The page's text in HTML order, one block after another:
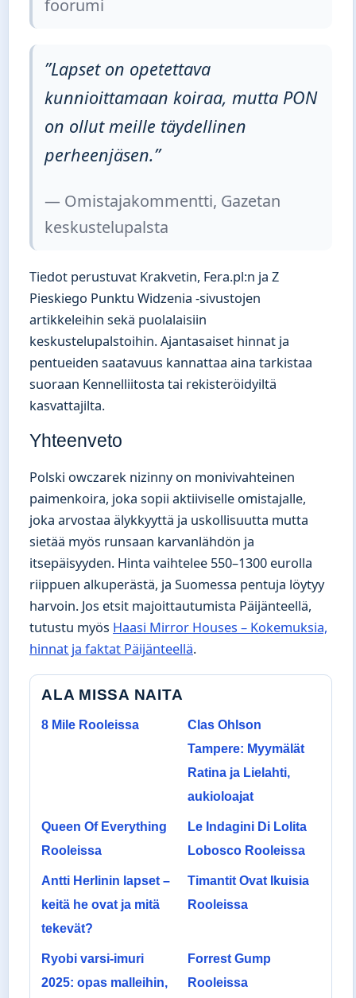
foorumi
”Lapset on opetettava
kunnioittamaan koiraa, mutta PON
on ollut meille täydellinen
perheenjäsen.”
— Omistajakommentti, Gazetan
keskustelupalsta
Tiedot perustuvat Krakvetin, Fera.pl:n ja Z
Pieskiego Punktu Widzenia -sivustojen
artikkeleihin sekä puolalaisiin
keskustelupalstoihin. Ajantasaiset hinnat ja
pentueiden saatavuus kannattaa aina tarkistaa
suoraan Kennelliitosta tai rekisteröidyiltä
kasvattajilta.
Yhteenveto
Polski owczarek nizinny on monivivahteinen
paimenkoira, joka sopii aktiiviselle omistajalle,
joka arvostaa älykkyyttä ja uskollisuutta mutta
sietää myös runsaan karvanlähdön ja
itsepäisyyden. Hinta vaihtelee 550–1300 eurolla
riippuen alkuperästä, ja Suomessa pentuja löytyy
harvoin. Jos etsit majoittautumista Päijänteellä,
tutustu myös Haasi Mirror Houses – Kokemuksia,
hinnat ja faktat Päijänteellä.
ALA MISSA NAITA
8 Mile Rooleissa
Clas Ohlson
Tampere: Myymälät
Ratina ja Lielahti,
aukioloajat
Queen Of Everything
Rooleissa
Le Indagini Di Lolita
Lobosco Rooleissa
Antti Herlinin lapset –
keitä he ovat ja mitä
tekevät?
Timantit Ovat Ikuisia
Rooleissa
Ryobi varsi-imuri
2025: opas malleihin,
Forrest Gump
Rooleissa